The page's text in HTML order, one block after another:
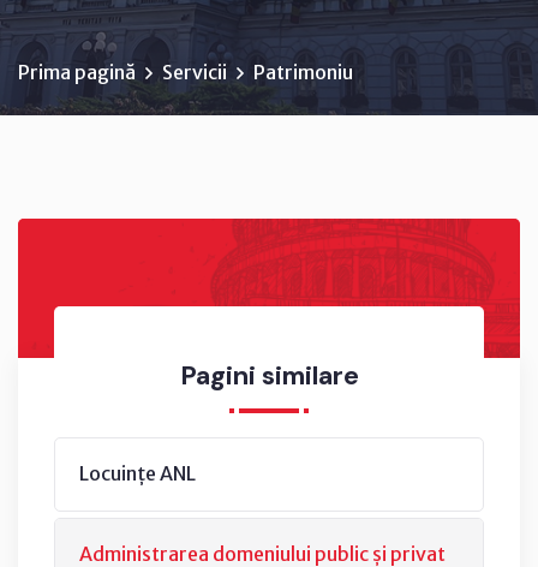
Prima pagină Servicii Patrimoniu
Pagini similare
Locuințe ANL
Administrarea domeniului public și privat